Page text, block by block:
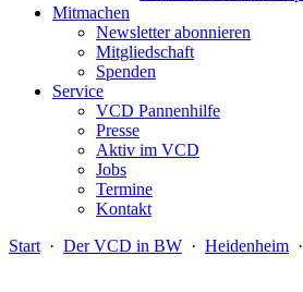
Mitmachen
Newsletter abonnieren
Mitgliedschaft
Spenden
Service
VCD Pannenhilfe
Presse
Aktiv im VCD
Jobs
Termine
Kontakt
Start · Der VCD in BW · Heidenheim ·